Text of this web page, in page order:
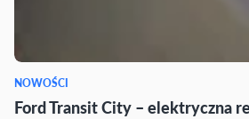
NOWOŚCI
Ford Transit City – elektryczna